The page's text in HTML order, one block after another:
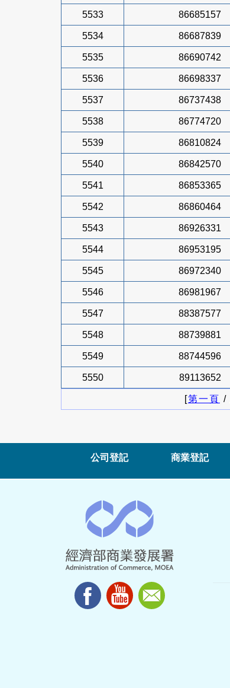
5533 86685157
5534 86687839
5535 86690742
5536 86698337
5537 86737438
5538 86774720
5539 86810824
5540 86842570
5541 86853365
5542 86860464
5543 86926331
5544 86953195
5545 86972340
5546 86981967
5547 88387577
5548 88739881
5549 88744596
5550 89113652
[第一頁 /
公司登記 商業登記